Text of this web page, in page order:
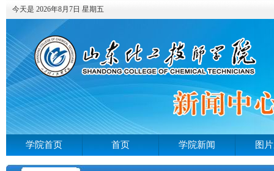
今天是 2026年8月7日 星期五
学院首页 首页 学院新闻 图